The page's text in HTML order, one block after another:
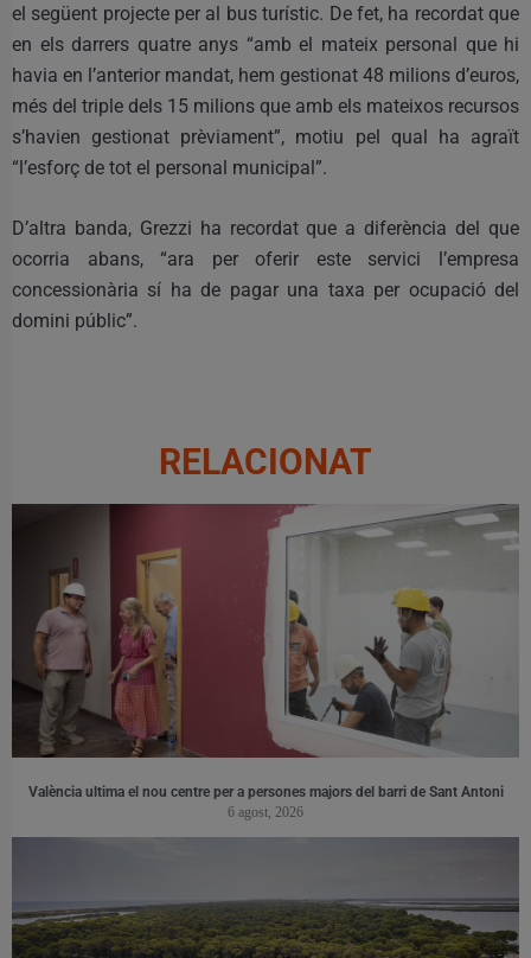
el següent projecte per al bus turístic. De fet, ha recordat que
en els darrers quatre anys “amb el mateix personal que hi
havia en l’anterior mandat, hem gestionat 48 milions d’euros,
més del triple dels 15 milions que amb els mateixos recursos
s’havien gestionat prèviament”, motiu pel qual ha agraït
“l’esforç de tot el personal municipal”.
D’altra banda, Grezzi ha recordat que a diferència del que
ocorria abans, “ara per oferir este servici l’empresa
concessionària sí ha de pagar una taxa per ocupació del
domini públic”.
RELACIONAT
València ultima el nou centre per a persones majors del barri de Sant Antoni
6 agost, 2026